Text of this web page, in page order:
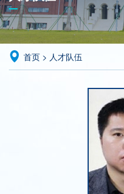
首页 > 人才队伍